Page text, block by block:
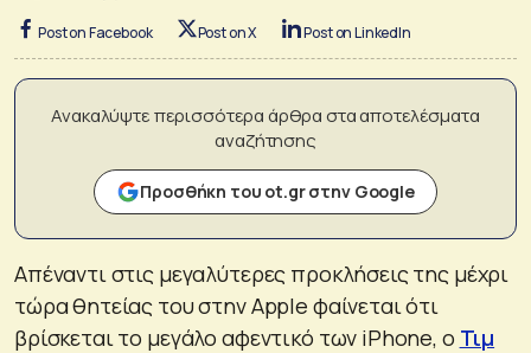
Post on Facebook Post on X Post on LinkedIn
Ανακαλύψτε περισσότερα άρθρα στα αποτελέσματα
αναζήτησης
Προσθήκη του ot.gr στην Google
Απέναντι στις μεγαλύτερες προκλήσεις της μέχρι
τώρα θητείας του στην Apple φαίνεται ότι
βρίσκεται το μεγάλο αφεντικό των iPhone, ο Τιμ